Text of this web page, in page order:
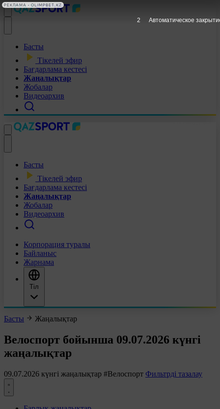
Басты
Тікелей эфир
Бағдарлама кестесі
Жаңалықтар
Жобалар
Видеоархив
Басты
Тікелей эфир
Бағдарлама кестесі
Жаңалықтар
Жобалар
Видеоархив
Корпорация туралы
Байланыс
Жарнама
Тіл
Басты Жаңалықтар
Велоспорт бойынша 09.07.2026 күнгі
жаңалықтар
09.07.2026 күнгі жаңалықтар #Велоспорт Фильтрді тазалау
1 Автоматическое
РЕКЛАМА • OLIMPBET.KZ